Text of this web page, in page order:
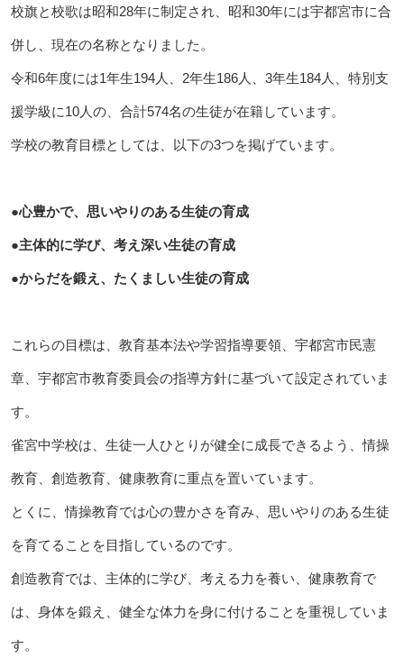
校旗と校歌は昭和28年に制定され、昭和30年には宇都宮市に合
併し、現在の名称となりました。
令和6年度には1年生194人、2年生186人、3年生184人、特別支
援学級に10人の、合計574名の生徒が在籍しています。
学校の教育目標としては、以下の3つを掲げています。
●心豊かで、思いやりのある生徒の育成
●主体的に学び、考え深い生徒の育成
●からだを鍛え、たくましい生徒の育成
これらの目標は、教育基本法や学習指導要領、宇都宮市民憲
章、宇都宮市教育委員会の指導方針に基づいて設定されていま
す。
雀宮中学校は、生徒一人ひとりが健全に成長できるよう、情操
教育、創造教育、健康教育に重点を置いています。
とくに、情操教育では心の豊かさを育み、思いやりのある生徒
を育てることを目指しているのです。
創造教育では、主体的に学び、考える力を養い、健康教育で
は、身体を鍛え、健全な体力を身に付けることを重視していま
す。